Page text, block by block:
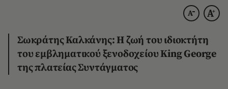
Σωκράτης Καλκάνης: Η ζωή του ιδιοκτήτη
του εμβληματικού ξενοδοχείου King George
της πλατείας Συντάγματος